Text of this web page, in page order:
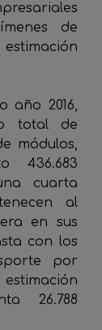
de
año 2016,
total de
módulos,
436.683
cuarta
al
en sus
con los
por
26.788